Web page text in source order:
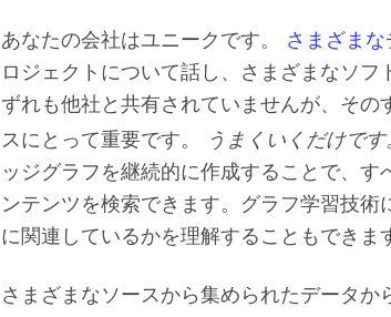
あなたの会社はユニークです。 さまざまな
ロジェクトについて話し、さまざまなソ
ずれも他社と共有されていませんが、そ
スにとって重要です。
うまくいくだけで
ッジグラフを継続的に作成することで、
ンテンツを検索できます。グラフ学習技
に関連しているかを理解することもできま
さまざまなソースから集められたデータ